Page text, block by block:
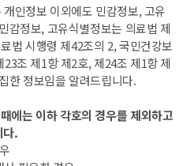
인정보 이외에도 민감정보, 고유
감정보, 고유식별정보는 의료법 제
법 시행령 제42조의 2, 국민건강보
조 제1항 제2호, 제24조 제1항 제
한 정보임을 알려드립니다.
에는 이하 각호의 경우를 제외하고
다.